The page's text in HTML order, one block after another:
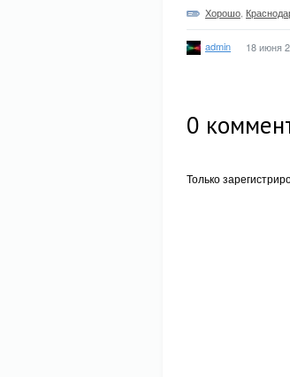
Хорошо
admin 18 июня
0
Только